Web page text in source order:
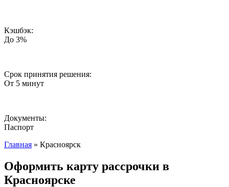
Кэшбэк:
До 3%
Срок принятия решения:
От 5 минут
Документы:
Паспорт
Главная » Красноярск
Оформить карту рассрочки в
Красноярске